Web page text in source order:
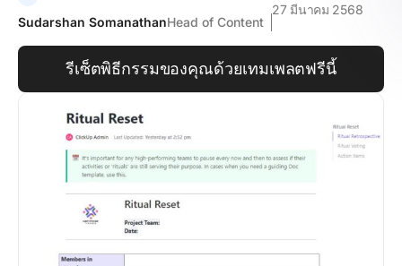
Sudarshan SomanathanHead of Content
27 มีนาคม 2568
รีเซ็ตพิธีกรรมของคุณด้วยเทมเพลตฟรีนี้